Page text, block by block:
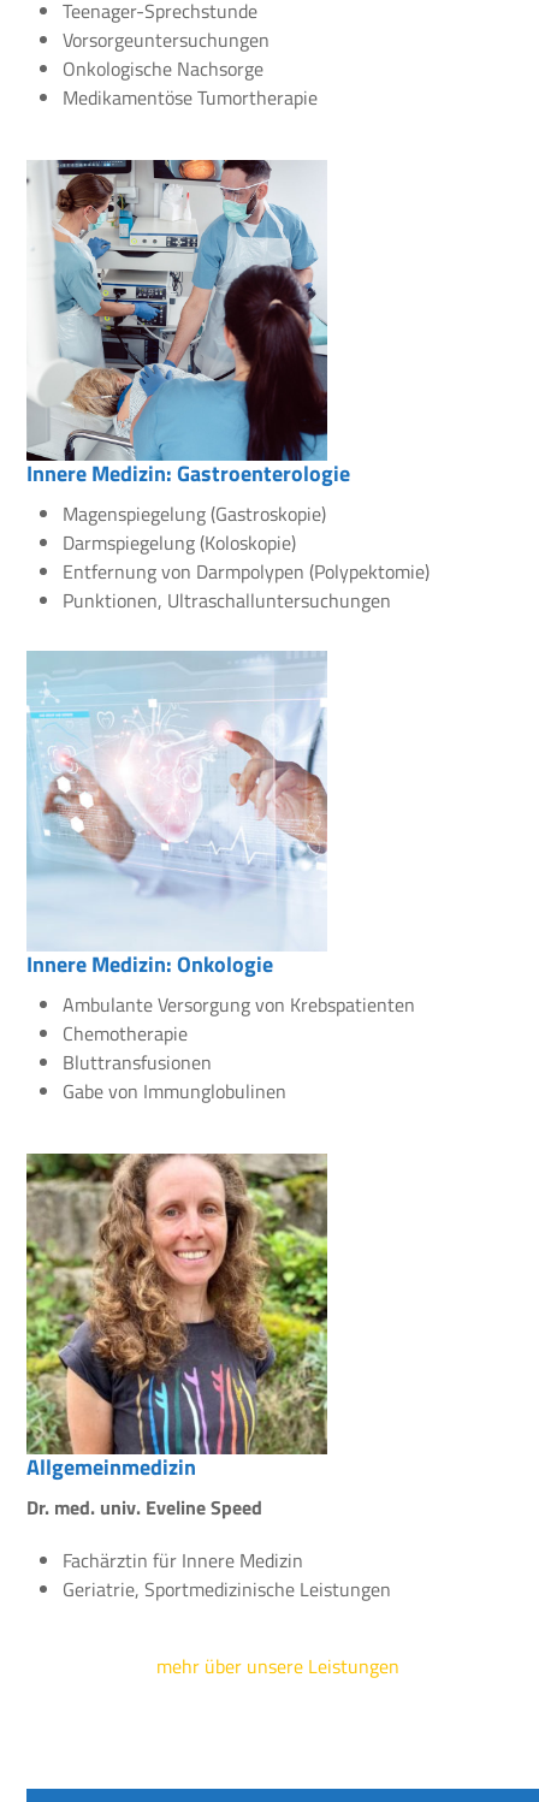
Teenager-Sprechstunde
Vorsorgeuntersuchungen
Onkologische Nachsorge
Medikamentöse Tumortherapie
Innere Medizin: Gastroenterologie
Magenspiegelung (Gastroskopie)
Darmspiegelung (Koloskopie)
Entfernung von Darmpolypen (Polypektomie)
Punktionen, Ultraschalluntersuchungen
Innere Medizin: Onkologie
Ambulante Versorgung von Krebspatienten
Chemotherapie
Bluttransfusionen
Gabe von Immunglobulinen
Allgemeinmedizin
Dr. med. univ. Eveline Speed
Fachärztin für Innere Medizin
Geriatrie, Sportmedizinische Leistungen
mehr über unsere Leistungen